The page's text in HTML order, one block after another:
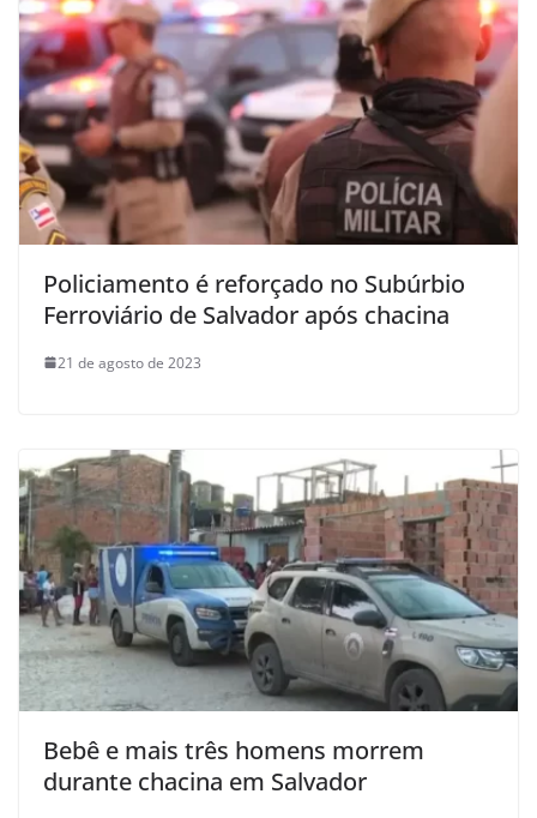
Policiamento é reforçado no Subúrbio
Ferroviário de Salvador após chacina
21 de agosto de 2023
Bebê e mais três homens morrem
durante chacina em Salvador